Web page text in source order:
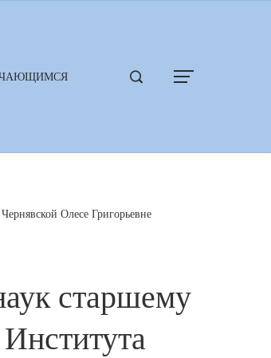
Олесе Григорьевне
старшему